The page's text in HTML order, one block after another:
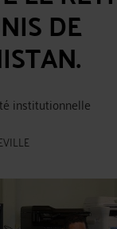
DE
institutionnelle